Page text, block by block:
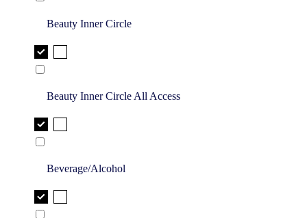
Beauty Inner Circle
Beauty Inner Circle All Access
Beverage/Alcohol